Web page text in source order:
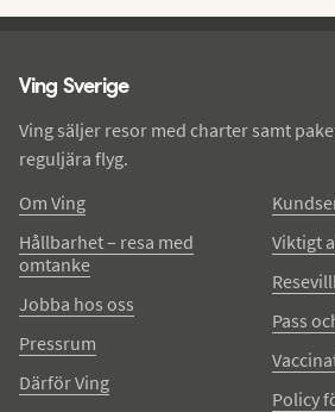
Ving Sverige
Ving säljer resor med charter samt
reguljära flyg.
Om Ving
Hållbarhet – resa med
omtanke
Jobba hos oss
Pressrum
Därför Ving
Viktigt
Pass
Policy